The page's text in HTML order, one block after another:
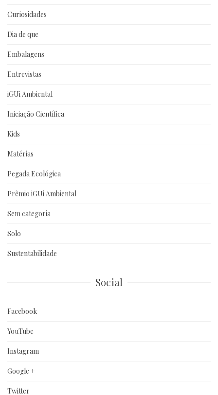
Curiosidades
Dia de que
Embalagens
Entrevistas
iGUi Ambiental
Iniciação Científica
Kids
Matérias
Pegada Ecológica
Prêmio iGUi Ambiental
Sem categoria
Solo
Sustentabilidade
Social
Facebook
YouTube
Instagram
Google +
Twitter